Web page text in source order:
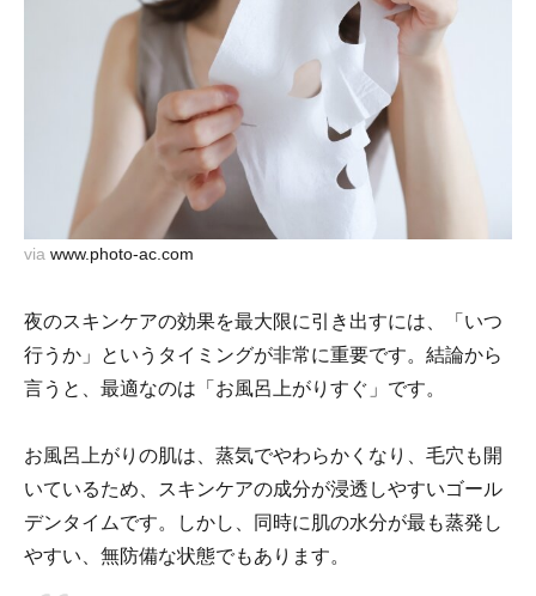
via www.photo-ac.com
夜のスキンケアの効果を最大限に引き出すには、「いつ
行うか」というタイミングが非常に重要です。結論から
言うと、最適なのは「お風呂上がりすぐ」です。
お風呂上がりの肌は、蒸気でやわらかくなり、毛穴も開
いているため、スキンケアの成分が浸透しやすいゴール
デンタイムです。しかし、同時に肌の水分が最も蒸発し
やすい、無防備な状態でもあります。